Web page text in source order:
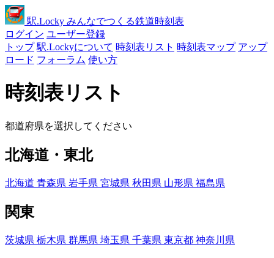
駅.Locky みんなでつくる鉄道時刻表
ログイン ユーザー登録
トップ 駅.Lockyについて 時刻表リスト 時刻表マップ アップ
ロード フォーラム 使い方
時刻表リスト
都道府県を選択してください
北海道・東北
北海道 青森県 岩手県 宮城県 秋田県 山形県 福島県
関東
茨城県 栃木県 群馬県 埼玉県 千葉県 東京都 神奈川県